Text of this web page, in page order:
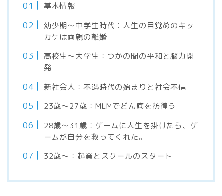
基本情報
幼少期〜中学生時代：人生の目覚めのキッ
カケは両親の離婚
高校生〜大学生：つかの間の平和と脳力開
発
新社会人：不遇時代の始まりと社会不信
23歳〜27歳：MLMでどん底を彷徨う
28歳〜31歳：ゲームに人生を掛けたら、ゲ
ームが自分を救ってくれた。
32歳〜：起業とスクールのスタート